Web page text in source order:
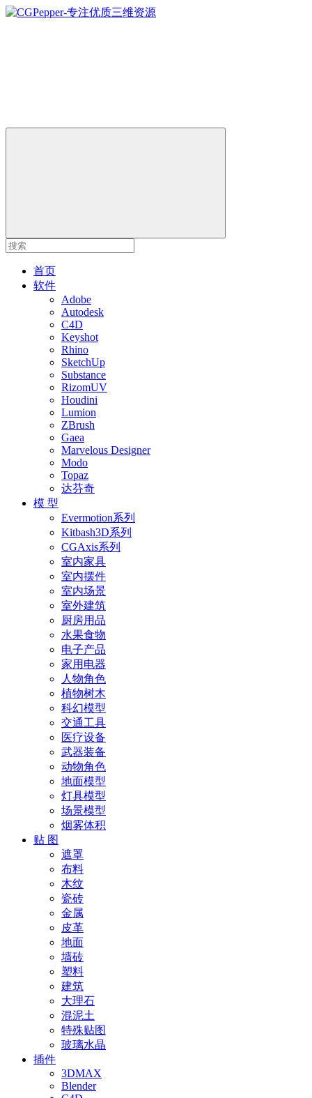
首页
软件
Adobe
Autodesk
C4D
Keyshot
Rhino
SketchUp
Substance
RizomUV
Houdini
Lumion
ZBrush
Gaea
Marvelous Designer
Modo
Topaz
达芬奇
模 型
Evermotion系列
Kitbash3D系列
CGAxis系列
室内家具
室内摆件
室内场景
室外建筑
厨房用品
水果食物
电子产品
家用电器
人物角色
植物树木
科幻模型
交通工具
医疗设备
武器装备
动物角色
地面模型
灯具模型
场景模型
烟雾体积
贴 图
遮罩
布料
木纹
瓷砖
金属
皮革
地面
墙砖
塑料
建筑
大理石
混泥土
特殊贴图
玻璃水晶
插件
3DMAX
Blender